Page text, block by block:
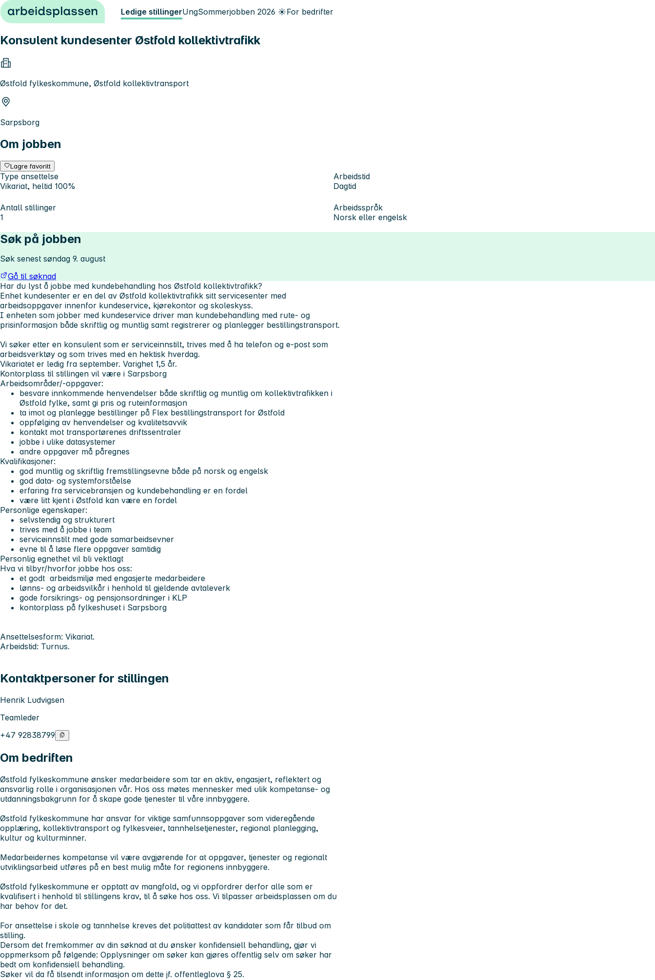
Hopp til innhold Ledige stillingerUngSommerjobben 2026 ☀️For bedrifter
Konsulent kundesenter Østfold kollektivtrafikk
Østfold fylkeskommune, Østfold kollektivtransport
Sarpsborg
Om jobben
Lagre favoritt
Type ansettelse
Vikariat, heltid 100%
Arbeidstid
Dagtid
Antall stillinger
1
Arbeidsspråk
Norsk eller engelsk
Søk på jobben
Søk senest søndag 9. august
Gå til søknad
Har du lyst å jobbe med kundebehandling hos Østfold kollektivtrafikk?
Enhet kundesenter er en del av Østfold kollektivtrafikk sitt servicesenter med
arbeidsoppgaver innenfor kundeservice, kjørekontor og skoleskyss.
I enheten som jobber med kundeservice driver man kundebehandling med rute- og
prisinformasjon både skriftlig og muntlig samt registrerer og planlegger bestillingstransport.
Vi søker etter en konsulent som er serviceinnstilt, trives med å ha telefon og e-post som
arbeidsverktøy og som trives med en hektisk hverdag.
Vikariatet er ledig fra september. Varighet 1,5 år.
Kontorplass til stillingen vil være i Sarpsborg
Arbeidsområder/-oppgaver:
besvare innkommende henvendelser både skriftlig og muntlig om kollektivtrafikken i
Østfold fylke, samt gi pris og ruteinformasjon
ta imot og planlegge bestillinger på Flex bestillingstransport for Østfold
oppfølging av henvendelser og kvalitetsavvik
kontakt mot transportørenes driftssentraler
jobbe i ulike datasystemer
andre oppgaver må påregnes
Kvalifikasjoner:
god muntlig og skriftlig fremstillingsevne både på norsk og engelsk
god data- og systemforståelse
erfaring fra servicebransjen og kundebehandling er en fordel
være litt kjent i Østfold kan være en fordel
Personlige egenskaper:
selvstendig og strukturert
trives med å jobbe i team
serviceinnstilt med gode samarbeidsevner
evne til å løse flere oppgaver samtidig
Personlig egnethet vil bli vektlagt
Hva vi tilbyr/hvorfor jobbe hos oss:
et godt arbeidsmiljø med engasjerte medarbeidere
lønns- og arbeidsvilkår i henhold til gjeldende avtaleverk
gode forsikrings- og pensjonsordninger i KLP
kontorplass på fylkeshuset i Sarpsborg
Ansettelsesform: Vikariat.
Arbeidstid: Turnus.
Kontaktpersoner for stillingen
Henrik Ludvigsen
Teamleder
+47 92838799
Om bedriften
Østfold fylkeskommune ønsker medarbeidere som tar en aktiv, engasjert, reflektert og
ansvarlig rolle i organisasjonen vår. Hos oss møtes mennesker med ulik kompetanse- og
utdanningsbakgrunn for å skape gode tjenester til våre innbyggere.
Østfold fylkeskommune har ansvar for viktige samfunnsoppgaver som videregående
opplæring, kollektivtransport og fylkesveier, tannhelsetjenester, regional planlegging,
kultur og kulturminner.
Medarbeidernes kompetanse vil være avgjørende for at oppgaver, tjenester og regionalt
utviklingsarbeid utføres på en best mulig måte for regionens innbyggere.
Østfold fylkeskommune er opptatt av mangfold, og vi oppfordrer derfor alle som er
kvalifisert i henhold til stillingens krav, til å søke hos oss. Vi tilpasser arbeidsplassen om du
har behov for det.
For ansettelse i skole og tannhelse kreves det politiattest av kandidater som får tilbud om
stilling.
Dersom det fremkommer av din søknad at du ønsker konfidensiell behandling, gjør vi
oppmerksom på følgende: Opplysninger om søker kan gjøres offentlig selv om søker har
bedt om konfidensiell behandling.
Søker vil da få tilsendt informasjon om dette jf. offentleglova § 25.